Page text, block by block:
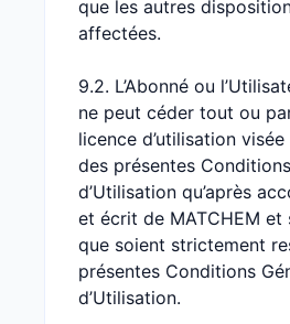
que les autres
affectées.
9.2. L’Abonné ou
ne peut céder tout ou
licence d’utilisation visée
des présentes
d’Utilisation qu’après
et écrit de MATCHEM et
que soient strictement
présentes Conditions
d’Utilisation.